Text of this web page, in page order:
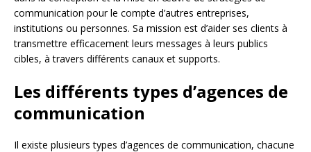
communication pour le compte d’autres entreprises,
institutions ou personnes. Sa mission est d’aider ses clients à
transmettre efficacement leurs messages à leurs publics
cibles, à travers différents canaux et supports.
Les différents types d’agences de
communication
Il existe plusieurs types d’agences de communication, chacune